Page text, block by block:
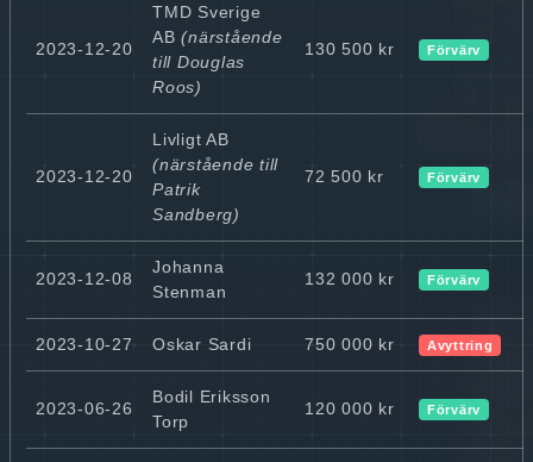
2023-12-20
TMD Sverige
AB (närstående
till Douglas
Roos)
130 500 kr Förvärv
2023-12-20
Livligt AB
(närstående till
Patrik
Sandberg)
72 500 kr Förvärv
2023-12-08
Johanna
Stenman
132 000 kr Förvärv
2023-10-27 Oskar Sardi 750 000 kr Avyttring
2023-06-26
Bodil Eriksson
Torp
120 000 kr Förvärv